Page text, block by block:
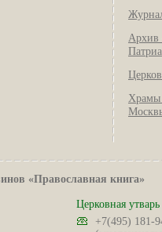
Архив
Храмы
«Православная книга»
Церковная утварь
+7(495) 181-